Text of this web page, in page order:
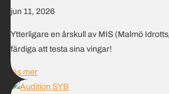
jun 11, 2026
Ytterligare en årskull av MIS (Malmö
färdiga att testa sina vingar!
läs mer